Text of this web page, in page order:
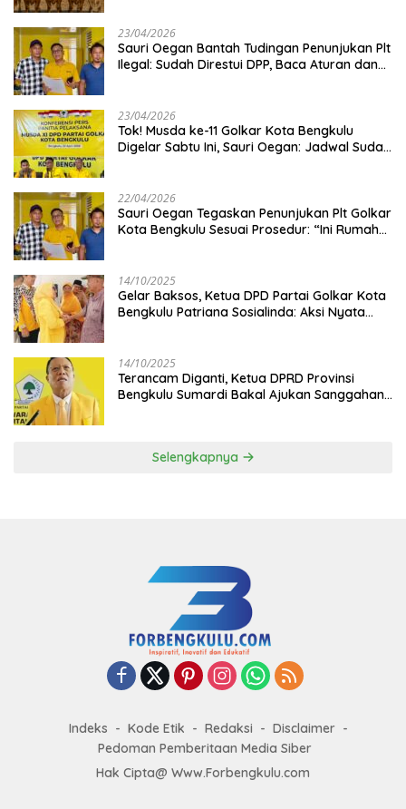
23/04/2026
Sauri Oegan Bantah Tudingan Penunjukan Plt
Ilegal: Sudah Direstui DPP, Baca Aturan dan
23/04/2026
‎Tok! Musda ke-11 Golkar Kota Bengkulu
Digelar Sabtu Ini, Sauri Oegan: Jadwal Sudah
22/04/2026
Sauri Oegan Tegaskan Penunjukan Plt Golkar
Kota Bengkulu Sesuai Prosedur: “Ini Rumah
14/10/2025
‎Gelar Baksos, Ketua DPD Partai Golkar Kota
Bengkulu Patriana Sosialinda: Aksi Nyata
14/10/2025
Terancam Diganti, Ketua DPRD Provinsi
Bengkulu Sumardi Bakal Ajukan Sanggahan
Selengkapnya
Indeks Kode Etik Redaksi
Disclaimer
Pedoman Pemberitaan Media Siber
Hak Cipta@ Www.Forbengkulu.com